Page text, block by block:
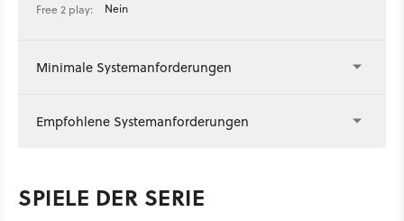
Free 2 play:
Nein
Minimale Systemanforderungen
Empfohlene Systemanforderungen
SPIELE DER SERIE